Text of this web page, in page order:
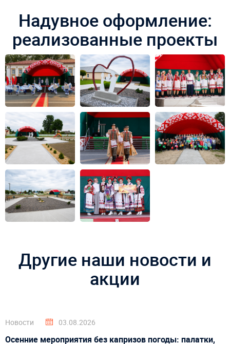
Надувное оформление:
реализованные проекты
Другие наши новости и
акции
Новости 03.08.2026
Осенние мероприятия без капризов погоды: палатки,